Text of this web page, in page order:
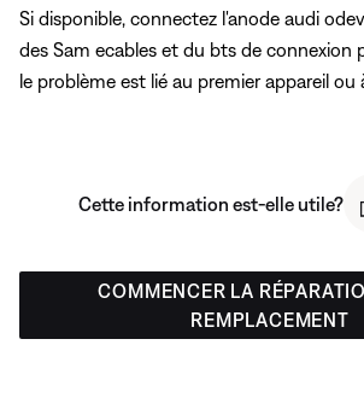
Si disponible, connectez l'anode audi
des Sam ecables et du bts de connexion
le problème est lié au premier appareil ou
Cette information est-elle utile?
COMMENCER LA
REMPLACEMENT